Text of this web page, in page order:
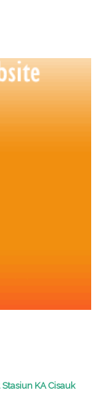
KA Cisauk